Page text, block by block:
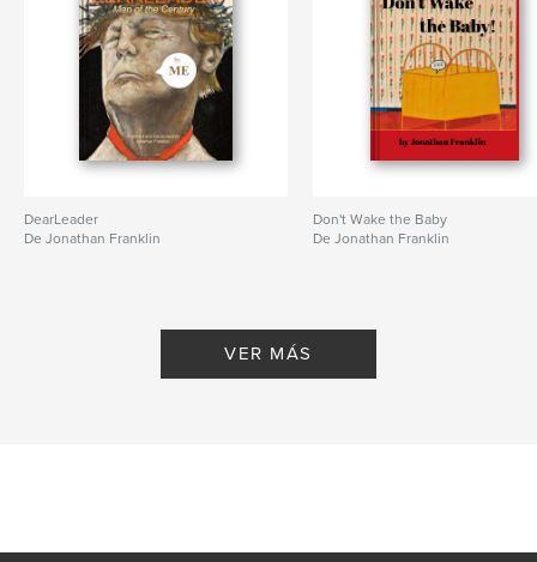
DearLeader
De Jonathan Franklin
Don't Wake the Baby
De Jonathan Franklin
VER MÁS